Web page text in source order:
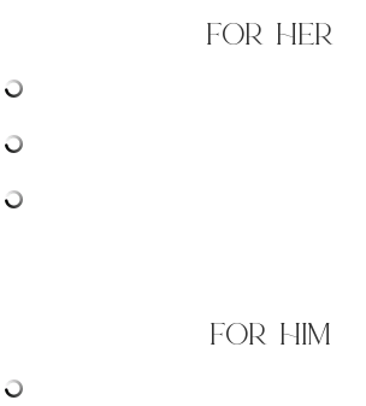
for her
for him